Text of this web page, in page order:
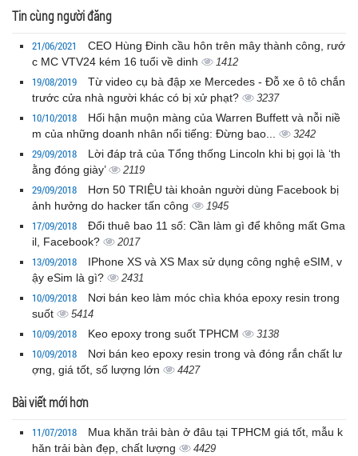
Tin cùng người đăng
21/06/2021
CEO Hùng Đinh cầu hôn trên mây thành công, rướ
c MC VTV24 kém 16 tuổi về dinh
1412
19/08/2019
Từ video cụ bà đập xe Mercedes - Đỗ xe ô tô chắn
trước cửa nhà người khác có bị xử phạt?
3237
10/10/2018
Hối hận muộn màng của Warren Buffett và nỗi niề
m của những doanh nhân nổi tiếng: Đừng bao...
3242
29/09/2018
Lời đáp trả của Tổng thống Lincoln khi bị gọi là ‘th
ằng đóng giày’
2119
29/09/2018
Hơn 50 TRIỆU tài khoản người dùng Facebook bị
ảnh hưởng do hacker tấn công
1945
17/09/2018
Đổi thuê bao 11 số: Cần làm gì để không mất Gma
il, Facebook?
2017
13/09/2018
IPhone XS và XS Max sử dụng công nghệ eSIM, v
ậy eSim là gì?
2431
10/09/2018
Nơi bán keo làm móc chìa khóa epoxy resin trong
suốt
5414
10/09/2018 Keo epoxy trong suốt TPHCM 3138
10/09/2018
Nơi bán keo epoxy resin trong và đóng rắn chất lư
ợng, giá tốt, số lượng lớn
4427
Bài viết mới hơn
11/07/2018
Mua khăn trải bàn ở đâu tại TPHCM giá tốt, mẫu k
hăn trải bàn đẹp, chất lượng
4429